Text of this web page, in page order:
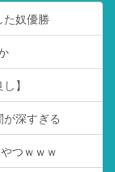
奴優勝
】
が深すぎる
つｗｗｗ